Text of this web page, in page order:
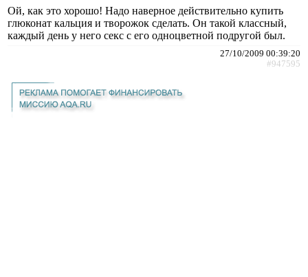
Ой, как это хорошо! Надо наверное действительно купить
глюконат кальция и творожок сделать. Он такой классный,
каждый день у него секс с его одноцветной подругой был.
27/10/2009 00:39:20
#947595